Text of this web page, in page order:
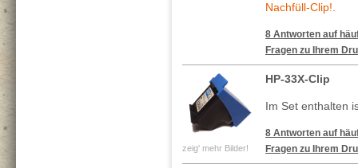
Nachfüll-Clip!.
8 Antworten auf
Fragen zu Ihrem
zeig' mehr Bilder!
HP-33X-Clip
Im Set enthalten
8 Antworten auf
Fragen zu Ihrem